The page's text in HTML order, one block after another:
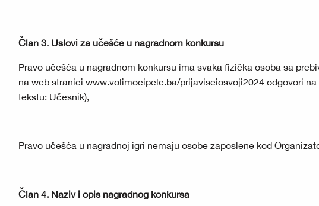
Član 3. Uslovi za učešće u nagradnom konkursu
Pravo učešća u nagradnom konkursu ima svaka fizička osoba sa
na web stranici www.volimocipele.ba/prijaviseiosvoji2024 odgovori
tekstu: Učesnik),
Pravo učešća u nagradnoj igri nemaju osobe zaposlene kod
Član 4. Naziv i opis nagradnog konkursa